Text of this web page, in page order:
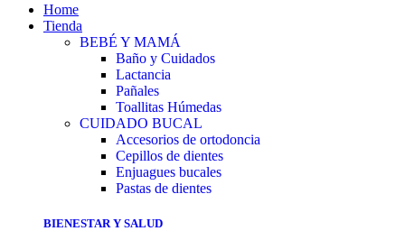
Home
Tienda
BEBÉ Y MAMÁ
Baño y Cuidados
Lactancia
Pañales
Toallitas Húmedas
CUIDADO BUCAL
Accesorios de ortodoncia
Cepillos de dientes
Enjuagues bucales
Pastas de dientes
BIENESTAR Y SALUD